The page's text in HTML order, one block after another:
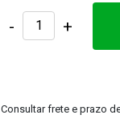
- +
Consultar frete e prazo